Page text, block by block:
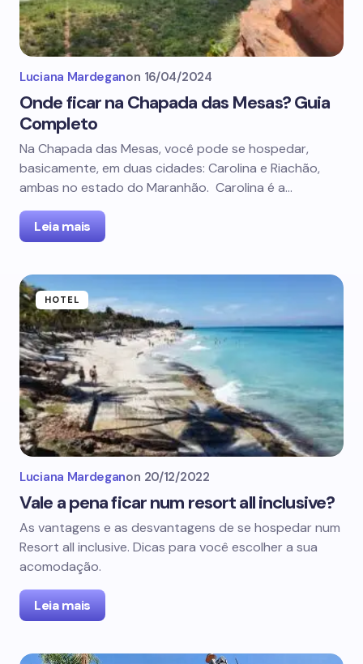
Luciana Mardeganon 16/04/2024
Onde ficar na Chapada das Mesas? Guia
Completo
Na Chapada das Mesas, você pode se hospedar,
basicamente, em duas cidades: Carolina e Riachão,
ambas no estado do Maranhão. Carolina é a…
Leia mais
HOTEL
Luciana Mardeganon 20/12/2022
Vale a pena ficar num resort all inclusive?
As vantagens e as desvantagens de se hospedar num
Resort all inclusive. Dicas para você escolher a sua
acomodação.
Leia mais